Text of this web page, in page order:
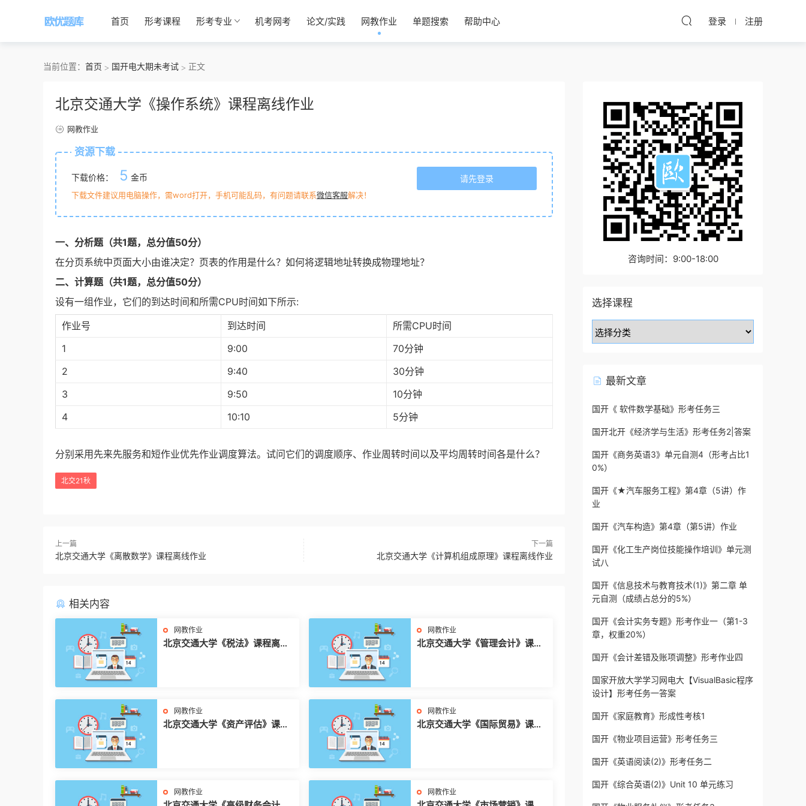
首页 形考课程 形考专业 机考网考 论文/实践 网教作业 单题搜索 帮助中心 登录 注册
当前位置： 首页 国开电大期未考试 正文
北京交通大学《操作系统》课程离线作业
网教作业
资源下载
下载价格： 5 金币 请先登录
下载文件建议用电脑操作，需word打开，手机可能乱码，有问题请联系微信客服解决！
一、分析题（共1题， 总分值50分）
在分页系统中页面大小由谁决定？页表的作用是什么？如何将逻辑地址转换成物理地址？
二、 计算题（共1题， 总分值50分）
设有一组作业，它们的到达时间和所需CPU时间如下所示:
作业号
到达时间
所需CPU时间
1
9:00
70分钟
2
9:40
30分钟
3
9:50
10分钟
4
10:10 5分钟
分别采用先来先服务和短作业优先作业调度算法。试问它们的调度顺序、作业周转时间以及平均周转时间各是什么？
北交21秋
上一篇
北京交通大学《离散数学》课程离线作业
下一篇
北京交通大学《计算机组成原理》课程离线作业
相关内容
网教作业
北京交通大学《税法》课程离线
网教作业
北京交通大学《管理会计》课程
网教作业
北京交通大学《资产评估》课程
网教作业
北京交通大学《国际贸易》课程
网教作业 网教作业
咨询时间：9:00-18:00
选择课程
最新文章
国开《 软件数学基础》形考任务三
国开北开《经济学与生活》形考任务2|答案
国开《商务英语3》单元自测4（形考占比1
0%）
国开《★汽车服务工程》第4章（5讲）作
业
国开《汽车构造》第4章（第5讲）作业
国开《化工生产岗位技能操作培训》单元测
试八
国开《信息技术与教育技术(1)》第二章 单
元自测（成绩占总分的5%）
国开《会计实务专题》形考作业一（第1-3
章，权重20%）
国开《会计差错及账项调整》形考作业四
国家开放大学学习网电大【VisualBasic程序
设计】形考任务一答案
国开《家庭教育》形成性考核1
国开《物业项目运营》形考任务三
国开《英语阅读(2)》形考任务二
国开《综合英语(2)》Unit 10 单元练习